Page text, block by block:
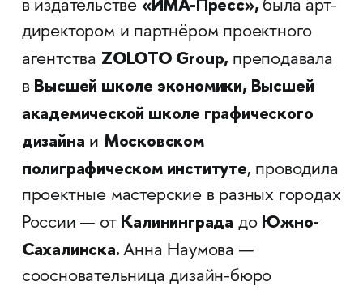
в издательстве
была арт-
директором и партнёром проектного
агентства ZOLOTO Group, преподавала
в Высшей школе экономики, Высшей
академической школе графического
дизайна и Московском
полиграфическом институте, проводила
проектные мастерские в разных городах
России — от Калининграда до Южно-
Сахалинска.Анна Наумова —
соосновательница дизайн-бюро